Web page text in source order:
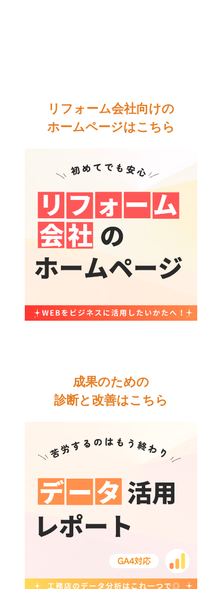
リフォーム会社向けの
ホームページはこちら
成果のための
診断と改善はこちら